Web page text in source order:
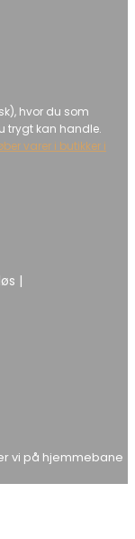
hvor du som
trygt kan handle.
varer i butikker i
|
vi på hjemmebane